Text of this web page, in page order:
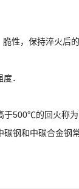
性，保持淬火后
．
于500℃的回火称
钢和中碳合金钢